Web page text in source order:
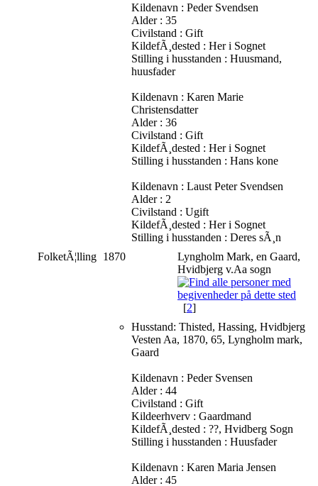
Kildenavn : Peder Svendsen
Alder : 35
Civilstand : Gift
KildefÃ¸dested : Her i Sognet
Stilling i husstanden : Huusmand,
huusfader
Kildenavn : Karen Marie
Christensdatter
Alder : 36
Civilstand : Gift
KildefÃ¸dested : Her i Sognet
Stilling i husstanden : Hans kone
Kildenavn : Laust Peter Svendsen
Alder : 2
Civilstand : Ugift
KildefÃ¸dested : Her i Sognet
Stilling i husstanden : Deres sÃ¸n
FolketÃ¦lling 1870
Lyngholm Mark, en Gaard,
Hvidbjerg v.Aa sogn
[2]
Husstand: Thisted, Hassing, Hvidbjerg
Vesten Aa, 1870, 65, Lyngholm mark,
Gaard
Kildenavn : Peder Svensen
Alder : 44
Civilstand : Gift
Kildeerhverv : Gaardmand
KildefÃ¸dested : ??, Hvidberg Sogn
Stilling i husstanden : Huusfader
Kildenavn : Karen Maria Jensen
Alder : 45